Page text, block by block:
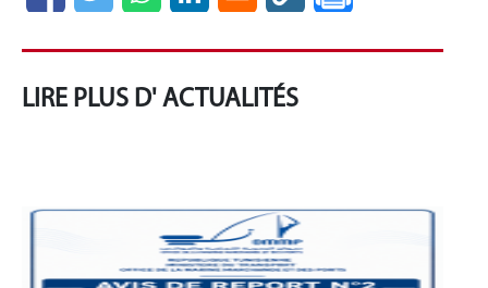
LIRE PLUS D' ACTUALITÉS